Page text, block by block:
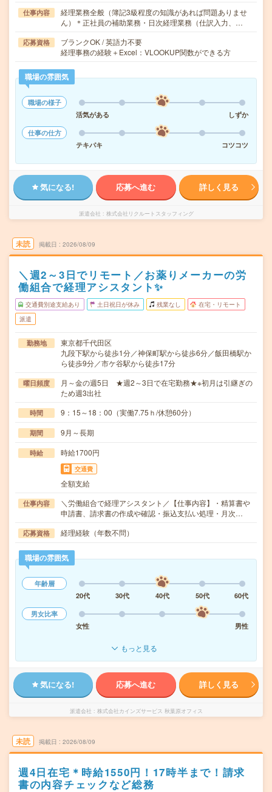
仕事内容
経理業務全般（簿記3級程度の知識があれば問題ありませ
ん）＊正社員の補助業務・日次経理業務（仕訳入力、…
応募資格
ブランクOK / 英語力不要
経理事務の経験＋Excel：VLOOKUP関数ができる方
職場の雰囲気
職場の様子
活気がある
しずか
仕事の仕方
テキパキ
コツコツ
気になる! 応募へ進む 詳しく見る
派遣会社 株式会社リクルートスタッフィング
未読 掲載日 2026/08/09
＼週2～3日でリモート／お薬りメーカーの労
働組合で経理アシスタント✨
交通費別途支給あり 土日祝日が休み 残業なし 在宅・リモート
派遣
勤務地
東京都千代田区
九段下駅から徒歩1分／神保町駅から徒歩6分／飯田橋駅か
ら徒歩9分／市ケ谷駅から徒歩17分
曜日頻度
月～金の週5日 ★週2～3日で在宅勤務★※初月は引継ぎの
ため週3出社
時間 9：15～18：00（実働7.75ｈ/休憩60分）
期間 9月～長期
時給 時給1700円
交通費
全額支給
仕事内容
＼労働組合で経理アシスタント／【仕事内容】・精算書や
申請書、請求書の作成や確認・振込支払い処理・月次…
応募資格 経理経験（年数不問）
職場の雰囲気
年齢層
20代
30代 40代 50代
60代
男女比率
女性
男性
もっと見る
気になる! 応募へ進む 詳しく見る
派遣会社 株式会社カインズサービス 秋葉原オフィス
未読 掲載日 2026/08/09
週4日在宅＊時給1550円！17時半まで！請求
書の内容チェックなど総務